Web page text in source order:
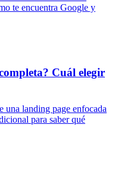
te encuentra Google y
Cuál elegir
una landing page enfocada
para saber qué